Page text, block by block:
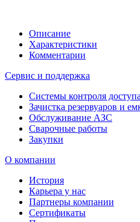
Описание
Характеристики
Комментарии
Сервис и поддержка
Системы контроля доступа
Зачистка резервуаров и
Обслуживание АЗС
Сварочные работы
Закупки
О компании
История
Карьера у нас
Партнеры компании
Сертификаты